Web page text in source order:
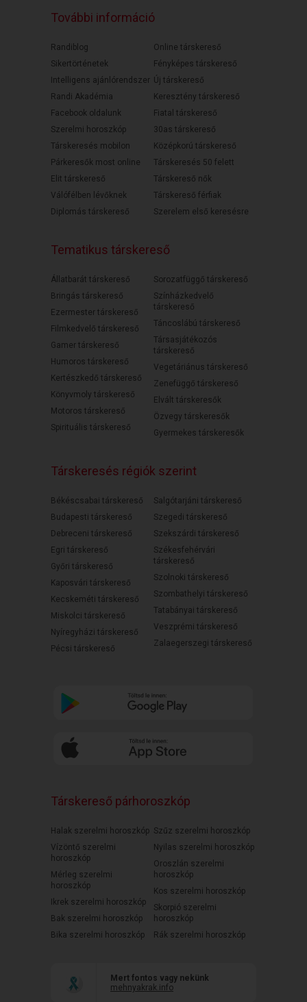
További információ
Randiblog
Sikertörténetek
Intelligens ajánlórendszer
Randi Akadémia
Facebook oldalunk
Szerelmi horoszkóp
Társkeresés mobilon
Párkeresők most online
Elit társkereső
Válófélben lévőknek
Diplomás társkereső
Online társkereső
Fényképes társkereső
Új társkereső
Keresztény társkereső
Fiatal társkereső
30as társkereső
Középkorú társkereső
Társkeresés 50 felett
Társkereső nők
Társkereső férfiak
Szerelem első keresésre
Tematikus társkereső
Állatbarát társkereső
Bringás társkereső
Ezermester társkereső
Filmkedvelő társkereső
Gamer társkereső
Humoros társkereső
Kertészkedő társkereső
Könyvmoly társkereső
Motoros társkereső
Spirituális társkereső
Sorozatfüggő társkereső
Színházkedvelő
társkereső
Táncoslábú társkereső
Társasjátékozós
társkereső
Vegetáriánus társkereső
Zenefüggő társkereső
Elvált társkeresők
Özvegy társkeresők
Gyermekes társkeresők
Társkeresés régiók szerint
Békéscsabai társkereső
Budapesti társkereső
Debreceni társkereső
Egri társkereső
Győri társkereső
Kaposvári társkereső
Kecskeméti társkereső
Miskolci társkereső
Nyíregyházi társkereső
Pécsi társkereső
Salgótarjáni társkereső
Szegedi társkereső
Szekszárdi társkereső
Székesfehérvári
társkereső
Szolnoki társkereső
Szombathelyi társkereső
Tatabányai társkereső
Veszprémi társkereső
Zalaegerszegi társkereső
Társkereső párhoroszkóp
Halak szerelmi horoszkóp
Vízöntő szerelmi
horoszkóp
Mérleg szerelmi
horoszkóp
Ikrek szerelmi horoszkóp
Bak szerelmi horoszkóp
Bika szerelmi horoszkóp
Szűz szerelmi horoszkóp
Nyilas szerelmi horoszkóp
Oroszlán szerelmi
horoszkóp
Kos szerelmi horoszkóp
Skorpió szerelmi
horoszkóp
Rák szerelmi horoszkóp
Mert fontos vagy nekünk
mehnyakrak.info